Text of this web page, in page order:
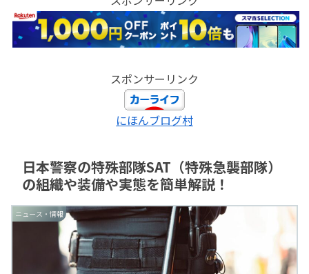
スポンサーリンク
にほんブログ村
日本警察の特殊部隊SAT（特殊急襲部隊）
の組織や装備や実態を簡単解説！
ニュース・情報